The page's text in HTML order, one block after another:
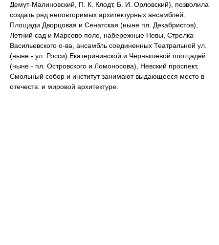
Демут-Малиновский, П. К. Клодт, Б. И. Орловский), позволила
создать ряд неповторимых архитектурных ансамблей.
Площади Дворцовая и Сенатская (ныне пл. Декабристов),
Летний сад и Марсово поле, набережные Невы, Стрелка
Васильевского о-ва, ансамбль соединенных Театральной ул.
(ныне - ул. Росси) Екатерининской и Чернышевой площадей
(ныне - пл. Островского и Ломоносова), Невский проспект,
Смольный собор и институт занимают выдающееся место в
отечеств. и мировой архитектуре.